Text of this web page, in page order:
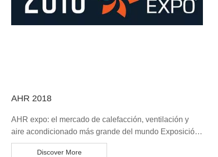
AHR 2018
AHR expo: el mercado de calefacción, ventilación y
aire acondicionado más grande del mundo Exposición
Internacio
Discover More